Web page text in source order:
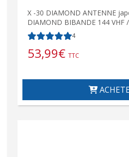
X -30 DIAMOND ANTENNE
DIAMOND BIBANDE 144 VHF
4
53,99€ TTC